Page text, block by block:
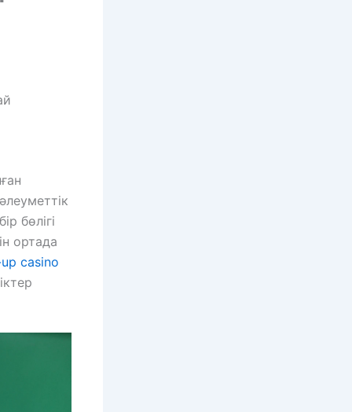
бөлігі
ортада
casino